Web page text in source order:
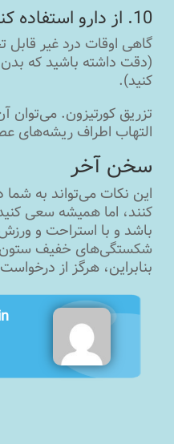
10. از دارو استفاده کنید.
گاهی اوقات درد غیر
(دقت داشته باشید که بدن
کنید).
تزریق کورتیزون. می‌توان
التهاب اطراف ریشه‌های
سخن آخر
این نکات می‌تواند به
کنند، اما همیشه سعی
باشد و با استراحت و
شکستگی‌های خفیف ستون
بنابراین، هرگز از